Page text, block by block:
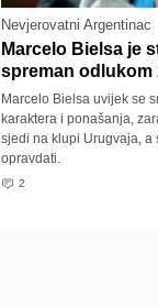
Nevjerovatni Argentinac
Marcelo Bielsa je
spreman
Marcelo Bielsa uvijek se
karaktera i ponašanja,
sjedi na klupi Urugvaja, a
opravdati.
2